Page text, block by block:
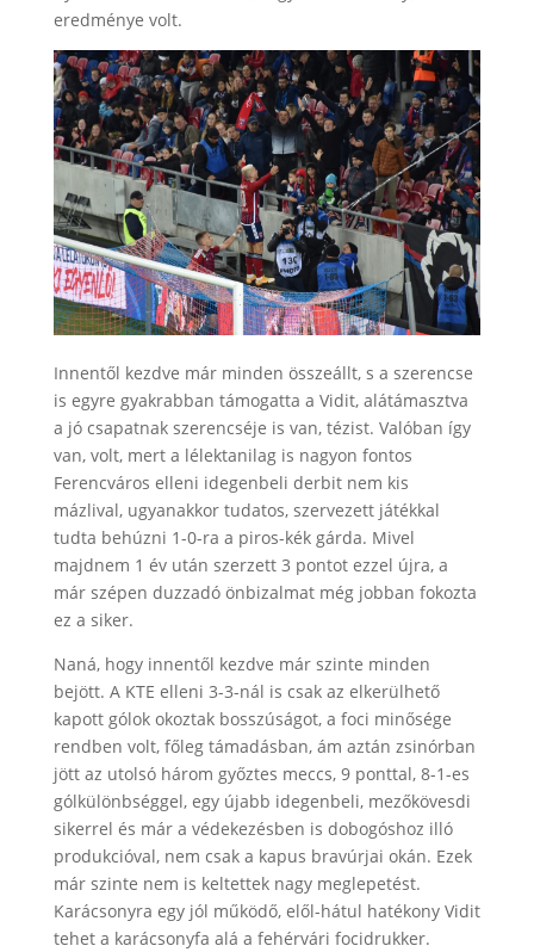
eredménye volt.
Innentől kezdve már minden összeállt, s a szerencse
is egyre gyakrabban támogatta a Vidit, alátámasztva
a jó csapatnak szerencséje is van, tézist. Valóban így
van, volt, mert a lélektanilag is nagyon fontos
Ferencváros elleni idegenbeli derbit nem kis
mázlival, ugyanakkor tudatos, szervezett játékkal
tudta behúzni 1-0-ra a piros-kék gárda. Mivel
majdnem 1 év után szerzett 3 pontot ezzel újra, a
már szépen duzzadó önbizalmat még jobban fokozta
ez a siker.
Naná, hogy innentől kezdve már szinte minden
bejött. A KTE elleni 3-3-nál is csak az elkerülhető
kapott gólok okoztak bosszúságot, a foci minősége
rendben volt, főleg támadásban, ám aztán zsinórban
jött az utolsó három győztes meccs, 9 ponttal, 8-1-es
gólkülönbséggel, egy újabb idegenbeli, mezőkövesdi
sikerrel és már a védekezésben is dobogóshoz illó
produkcióval, nem csak a kapus bravúrjai okán. Ezek
már szinte nem is keltettek nagy meglepetést.
Karácsonyra egy jól működő, elől-hátul hatékony Vidit
tehet a karácsonyfa alá a fehérvári focidrukker.